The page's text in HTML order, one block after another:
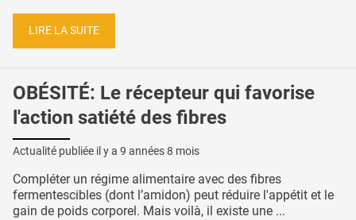
LIRE LA SUITE
OBÉSITÉ: Le récepteur qui favorise
l'action satiété des fibres
Actualité publiée il y a 9 années 8 mois
Compléter un régime alimentaire avec des fibres
fermentescibles (dont l’amidon) peut réduire l'appétit et le
gain de poids corporel. Mais voilà, il existe une ...